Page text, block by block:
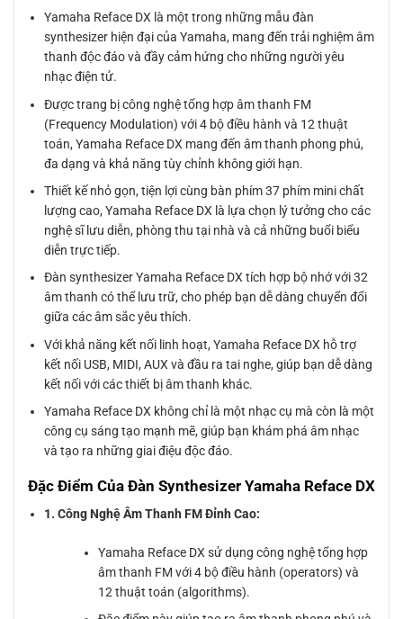
Yamaha Reface DX là một trong những mẫu đàn
synthesizer hiện đại của Yamaha, mang đến trải nghiệm âm
thanh độc đáo và đầy cảm hứng cho những người yêu
nhạc điện tử.
Được trang bị công nghệ tổng hợp âm thanh FM
(Frequency Modulation) với 4 bộ điều hành và 12 thuật
toán, Yamaha Reface DX mang đến âm thanh phong phú,
đa dạng và khả năng tùy chỉnh không giới hạn.
Thiết kế nhỏ gọn, tiện lợi cùng bàn phím 37 phím mini chất
lượng cao, Yamaha Reface DX là lựa chọn lý tưởng cho các
nghệ sĩ lưu diễn, phòng thu tại nhà và cả những buổi biểu
diễn trực tiếp.
Đàn synthesizer Yamaha Reface DX tích hợp bộ nhớ với 32
âm thanh có thể lưu trữ, cho phép bạn dễ dàng chuyển đổi
giữa các âm sắc yêu thích.
Với khả năng kết nối linh hoạt, Yamaha Reface DX hỗ trợ
kết nối USB, MIDI, AUX và đầu ra tai nghe, giúp bạn dễ dàng
kết nối với các thiết bị âm thanh khác.
Yamaha Reface DX không chỉ là một nhạc cụ mà còn là một
công cụ sáng tạo mạnh mẽ, giúp bạn khám phá âm nhạc
và tạo ra những giai điệu độc đáo.
Đặc Điểm Của Đàn Synthesizer Yamaha Reface DX
1. Công Nghệ Âm Thanh FM Đỉnh Cao:
Yamaha Reface DX sử dụng công nghệ tổng hợp
âm thanh FM với 4 bộ điều hành (operators) và
12 thuật toán (algorithms).